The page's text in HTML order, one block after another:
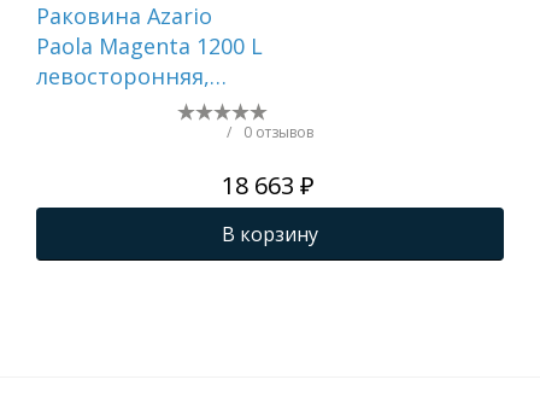
Раковина Azario
Paola Magenta 1200 L
левосторонняя,
литьевой мрамор,
белый () CS00078451
/ 0 отзывов
18 663 ₽
В корзину